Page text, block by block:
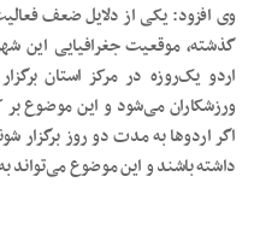
وی افزود: یکی از دلایل ضعف
گذشته، موقعیت جغرافیایی این
اردو یک‌روزه در مرکز استان
ورزشکاران می‌شود و این موضوع بر
اگر اردوها به مدت دو روز برگزار
داشته باشند و این موضوع